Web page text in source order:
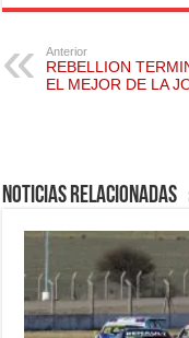
Anterior
REBELLION
EL MEJOR DE LA
Noticias relacionadas